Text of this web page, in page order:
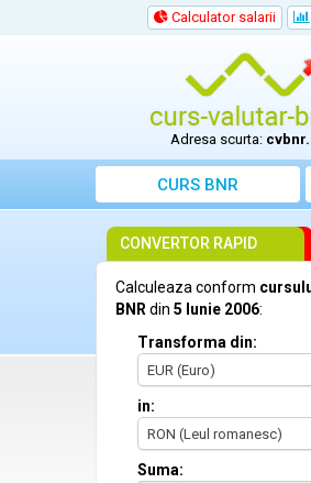
Calculator salarii
Adresa scurta:
CURS BNR
CONVERTOR RAPID
Calculeaza conform
BNR din 5 Iunie 2006:
Transforma din:
EUR (Euro)
in:
RON (Leul romanesc)
Suma: